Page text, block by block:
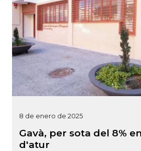
8 de enero de 2025
Gavà, per sota del 8%
d'atur